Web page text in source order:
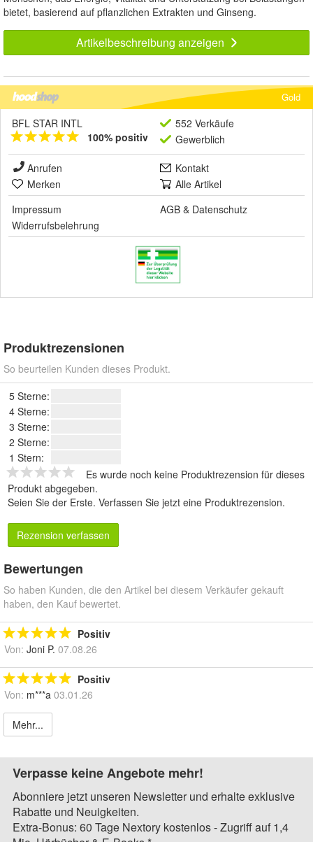
bietet, basierend auf pflanzlichen Extrakten und Ginseng.
Artikelbeschreibung anzeigen
Gold
BFL STAR INTL
100% positiv
552 Verkäufe
Gewerblich
Anrufen
Kontakt
Merken
Alle Artikel
Impressum
AGB & Datenschutz
Widerrufsbelehrung
Produktrezensionen
So beurteilen Kunden dieses Produkt.
5 Sterne:
4 Sterne:
3 Sterne:
2 Sterne:
1 Stern:
Es wurde noch keine Produktrezension für dieses
Produkt abgegeben.
Seien Sie der Erste. Verfassen Sie jetzt eine Produktrezension.
Rezension verfassen
Bewertungen
So haben Kunden, die den Artikel bei diesem Verkäufer gekauft
haben, den Kauf bewertet.
Positiv
Von: Joni P. 07.08.26
Positiv
Von: m***a 03.01.26
Mehr...
Verpasse keine Angebote mehr!
Abonniere jetzt unseren Newsletter und erhalte exklusive
Rabatte und Neuigkeiten.
Extra-Bonus: 60 Tage Nextory kostenlos - Zugriff auf 1,4